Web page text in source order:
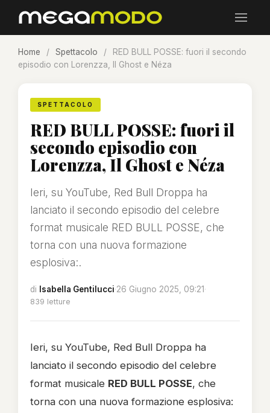
Home / Spettacolo /
RED BULL POSSE: fuori il secondo
episodio con Lorenzza, Il Ghost e Néza
SPETTACOLO
RED BULL POSSE: fuori il
secondo episodio con
Lorenzza, Il Ghost e Néza
Ieri, su YouTube, Red Bull Droppa ha
lanciato il secondo episodio del celebre
format musicale RED BULL POSSE, che
torna con una nuova formazione
esplosiva:.
di Isabella Gentilucci·26 Giugno 2025, 09:21·
839 letture
Ieri, su YouTube, Red Bull Droppa ha
lanciato il secondo episodio del celebre
format musicale RED BULL POSSE, che
torna con una nuova formazione esplosiva: